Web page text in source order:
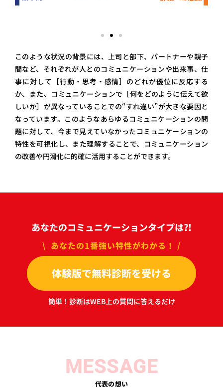
このような状況の背景には、上司と部下、パートナーや親子
間など、それぞれが人とのコミュニケーションや出来事、仕
事に対して［行動・思考・感情］ のどれが優位に反応する
か、また、コミュニケーションで ［何をどのように伝えて欲
しいか］ が異なっていることでの“すれ違い”が大きな要因と
なっています。 このようなあらゆるコミュニケーションの問
題に対して、今まで見えていなかったコミュニケーションの
特性を可視化し、また理解することで、コミュニケーション
の改善や円滑化に的確に活用することができます。
あなたのコミュニケーションタイプは?!
\ あなたの1番強い特性がわかる！ /
体験版で無料診断を受ける
簡単！診断はWEB上の質問に答えるだけ
MESSAGE
代表の想い